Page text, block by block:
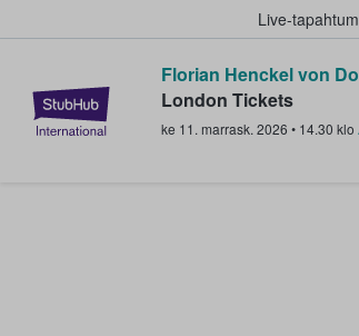
Live-
StubHub - missä
Florian Henckel von
London Tickets
ke 11. marrask. 2026 • 14.30 klo